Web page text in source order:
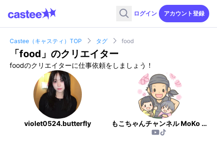
ログイン アカウント登録
Castee（キャスティ）TOP タグ food
「food 」のクリエイター
foodのクリエイターに仕事依頼をしましょう！
violet0524.butterfly もこちゃんチャンネル MoKo cooking！